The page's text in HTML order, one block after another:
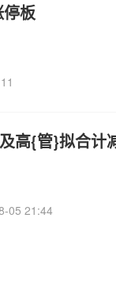
板
高{管}拟合
05 21:44